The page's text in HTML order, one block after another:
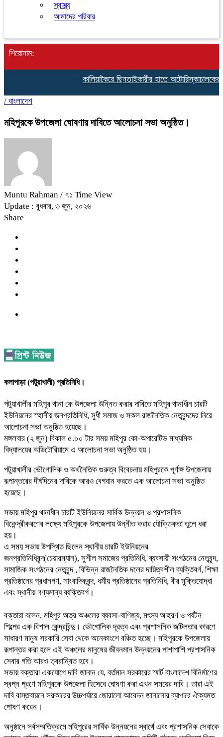
স্বাস্থ্য
আমাদের পরিবার
শিরোনাম:
কালিয়াকৈরে ছিনতাইকারীর হাতে অটোরিস্কাচালকের
/ বাংলাদেশ
মহিপুরকে উপজেলা ঘোষণার দাবিতে আলোচনা সভা অনুষ্ঠিত।
Muntu Rahman / ৭১ Time View
Update : বুধবার, ৩ জুন, ২০২৬
Share
কলাপাড়া (পটুয়াখালী) প্রতিনিধি।
পটুয়াখালীর মহিপুর থানা কে উপজেলা উন্নিত করার দাবিতে মহিপুর থানাধীন চারটি
ইউনিয়নের স্হানীয় জনপ্রতিনিধি, সুধী সমাজ ও সকল রাজনৈতিক নেতৃবৃন্দদের নিয়ে
আলোচনা সভা অনুষ্ঠিত হয়েছে।
মঙ্গলবার (২ জুন) বিকাল ৫.০০ টার সময় মহিপুর কো-অপারেটিভ মাধ্যমিক
বিদ্যালয়ের অডিটোরিয়ামে এ আলোচনা সভা অনুষ্ঠিত হয়।
পটুয়াখালীর ভৌগোলিক ও অর্থনৈতিক গুরুত্ব বিবেচনায় মহিপুরকে পূর্ণাঙ্গ উপজেলায়
রূপান্তরের দীর্ঘদিনের দাবিকে আরও বেগবান করতে এক আলোচনা সভা অনুষ্ঠিত
হয়েছে।
​সভায় মহিপুর থানাধীন চারটি ইউনিয়নের সার্বিক উন্নয়ন ও প্রশাসনিক
বিকেন্দ্রীকরণের লক্ষ্যে মহিপুরকে উপজেলায় উন্নীত করার যৌক্তিকতা তুলে ধরা
হয়।
এ সময় ​সভায় উপস্থিত ছিলেন স্থানীয় চারটি ইউনিয়নের
জনপ্রতিনিধিবৃন্দ(চেয়ারম্যান), সুশীল সমাজের প্রতিনিধি, ব্যবসায়ী সংগঠনের নেতৃবৃন্দ,
সামাজিক সংগঠনের নেতৃবৃন্দ , বিভিন্ন রাজনৈতিক দলের দায়িত্বশীল ব্যক্তিবর্গ, শিক্ষা
প্রতিষ্ঠানের প্রধানগণ, সাংবাদিকবৃন্দ, ধর্মীয় প্রতিষ্ঠানের প্রতিনিধি, বীর মুক্তিযোদ্ধা
এবং স্থানীয় গণ্যমান্য ব্যক্তিবর্গ।
বক্তারা বলেন, মহিপুর অত্র অঞ্চলের ব্যবসা-বাণিজ্য, মৎস্য আহরণ ও পর্যটন
শিল্পের এক বিশাল কেন্দ্রবিন্দু। ভৌগোলিক দূরত্ব এবং প্রশাসনিক জটিলতার কারণে
সাধারণ মানুষ সরকারি সেবা থেকে অনেকাংশে বঞ্চিত হচ্ছে। মহিপুরকে উপজেলায়
রূপান্তর করা হলে এই অঞ্চলের মানুষের জীবনমান উন্নয়নের পাশাপাশি প্রশাসনিক
সেবার গতি আরও ত্বরান্বিত হবে।
​সভায় বক্তারা একযোগে দাবি জানান যে, বর্তমান সরকারের স্মার্ট বাংলাদেশ বিনির্মাণের
স্বপ্ন পূরণে মহিপুরকে উপজেলা হিসেবে ঘোষণা করা এখন সময়ের দাবি। তারা এই
দাবি বাস্তবায়নে সরকারের উচ্চপর্যায়ে জোরালো আবেদন জানানোর ব্যাপারে ঐক্যমত
পোষণ করেন।
​অনুষ্ঠানে সর্বসম্মতিক্রমে মহিপুরের সার্বিক উন্নয়নের স্বার্থে এবং প্রশাসনিক সেবাকে